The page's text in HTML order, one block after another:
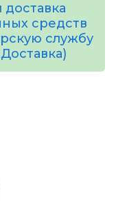
средств
службу